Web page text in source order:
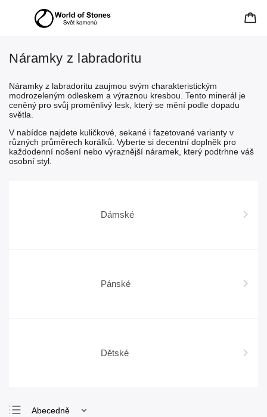
Náramky z labradoritu
Náramky z labradoritu zaujmou svým charakteristickým
modrozeleným odleskem a výraznou kresbou. Tento minerál je
ceněný pro svůj proměnlivý lesk, který se mění podle dopadu
světla.
V nabídce najdete kuličkové, sekané i fazetované varianty v
různých průměrech korálků. Vyberte si decentní doplněk pro
každodenní nošení nebo výraznější náramek, který podtrhne váš
osobní styl.
Dámské
Pánské
Dětské
Abecedně